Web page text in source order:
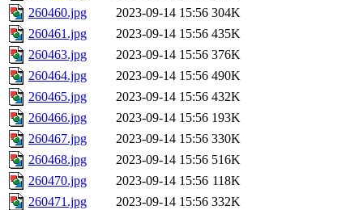
260460.jpg
2023-09-14 15:56 304K
260461.jpg
2023-09-14 15:56 435K
260463.jpg
2023-09-14 15:56 376K
260464.jpg
2023-09-14 15:56 490K
260465.jpg
2023-09-14 15:56 432K
260466.jpg
2023-09-14 15:56 193K
260467.jpg
2023-09-14 15:56 330K
260468.jpg
2023-09-14 15:56 516K
260470.jpg
2023-09-14 15:56 118K
260471.jpg
2023-09-14 15:56 332K